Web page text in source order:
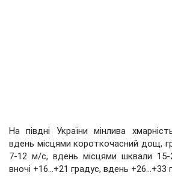
На півдні України мінлива
вдень місцями короткочасний дощ,
7-12 м/с, вдень місцями шквали
вночі +16...+21 градус, вдень +26...+33